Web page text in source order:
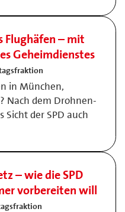
Flughäfen – mit
Geheimdienstes
in München,
Nach dem Drohnen-
Sicht der SPD auch
– wie die SPD
vorbereiten will